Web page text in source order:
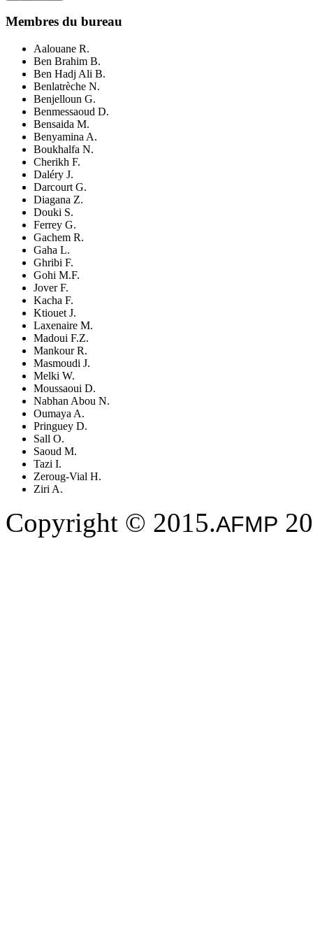
Membres du bureau
Aalouane R.
Ben Brahim B.
Ben Hadj Ali B.
Benlatrèche N.
Benjelloun G.
Benmessaoud D.
Bensaida M.
Benyamina A.
Boukhalfa N.
Cherikh F.
Daléry J.
Darcourt G.
Diagana Z.
Douki S.
Ferrey G.
Gachem R.
Gaha L.
Ghribi F.
Gohi M.F.
Jover F.
Kacha F.
Ktiouet J.
Laxenaire M.
Madoui F.Z.
Mankour R.
Masmoudi J.
Melki W.
Moussaoui D.
Nabhan Abou N.
Oumaya A.
Pringuey D.
Sall O.
Saoud M.
Tazi I.
Zeroug-Vial H.
Ziri A.
Copyright © 2015.AFMP